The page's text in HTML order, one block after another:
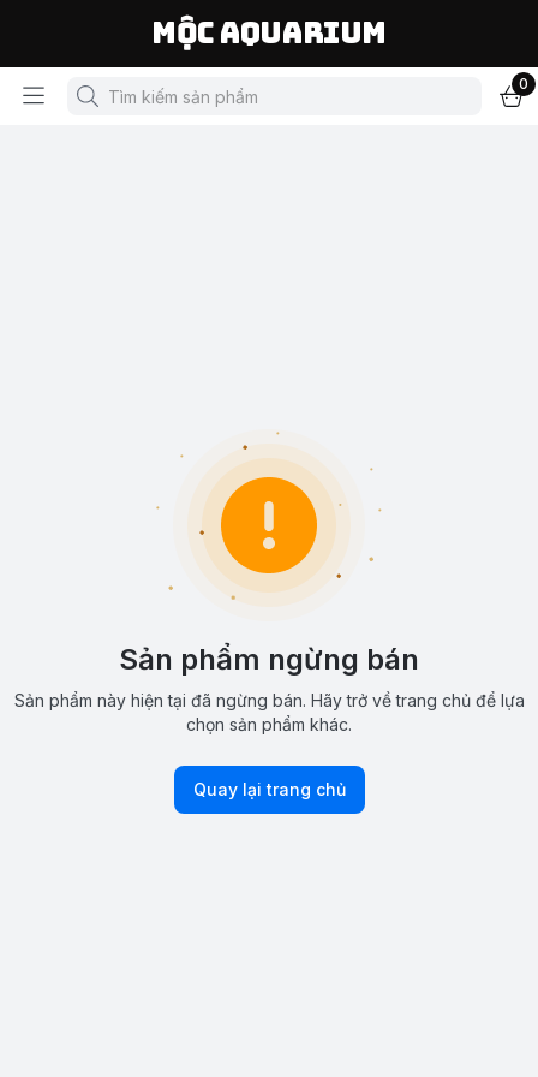
Mộc Aquarium
0
Sản phẩm ngừng bán
Sản phẩm này hiện tại đã ngừng bán. Hãy trở về trang chủ để lựa
chọn sản phẩm khác.
Quay lại trang chủ